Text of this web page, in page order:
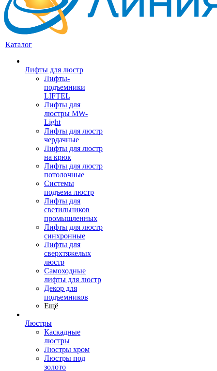
Каталог
Лифты для люстр
Лифты-
подъемники
LIFTEL
Лифты для
люстры MW-
Light
Лифты для люстр
чердачные
Лифты для люстр
на крюк
Лифты для люстр
потолочные
Системы
подъема люстр
Лифты для
светильников
промышленных
Лифты для люстр
синхронные
Лифты для
сверхтяжелых
люстр
Самоходные
лифты для люстр
Декор для
подъемников
Ещё
Люстры
Каскадные
люстры
Люстры хром
Люстры под
золото